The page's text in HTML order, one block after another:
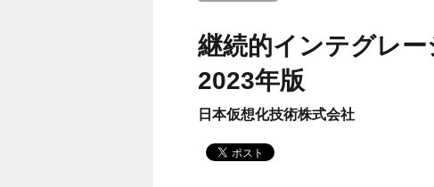
継続的インテグレ
2023年版
日本仮想化技術株式会社